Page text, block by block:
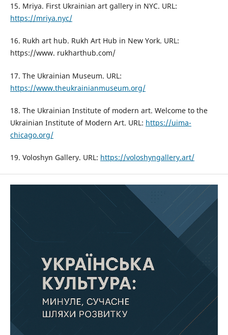
15. Mriya. First Ukrainian art gallery in NYC. URL:
https://mriya.nyc/
16. Rukh art hub. Rukh Art Hub in New York. URL:
https://www. rukharthub.com/
17. The Ukrainian Museum. URL:
https://www.theukrainianmuseum.org/
18. The Ukrainian Institute of modern art. Welcome to the
Ukrainian Institute of Modern Art. URL: https://uima-
chicago.org/
19. Voloshyn Gallery. URL: https://voloshyngallery.art/